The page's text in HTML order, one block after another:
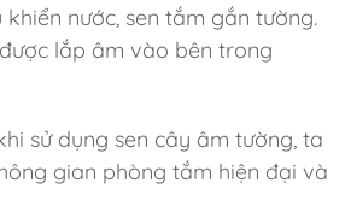
khiển nước, sen tắm gắn tường.
lắp âm vào bên trong
sử dụng sen cây âm tường, ta
gian phòng tắm hiện đại và